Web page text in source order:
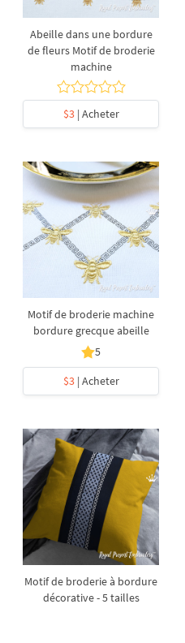
Abeille dans une bordure
de fleurs Motif de broderie
machine
$3| Acheter
Motif de broderie machine
bordure grecque abeille
5
$3| Acheter
Motif de broderie à bordure
décorative - 5 tailles